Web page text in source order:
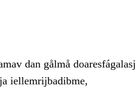
dan gålmå doaresfágalasj
iellemrijbadibme,